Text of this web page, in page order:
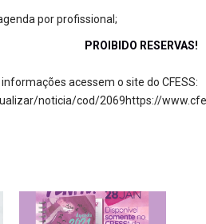
por profissional;
PROIBIDO RESERVAS!
informações acessem o site do CFESS:
noticia/cod/2069https://